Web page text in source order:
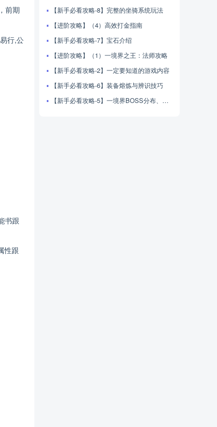
前期
行,公
书跟
性跟
【新手必看攻略-8】完整的坐骑系统玩法
【进阶攻略】（4）高效打金指南
【新手必看攻略-7】宝石介绍
【进阶攻略】（1）一境界之王：法师攻略
【新手必看攻略-2】一定要知道的游戏内容
【新手必看攻略-6】装备熔炼与辨识技巧
【新手必看攻略-5】一境界BOSS分布、产出与击杀技巧